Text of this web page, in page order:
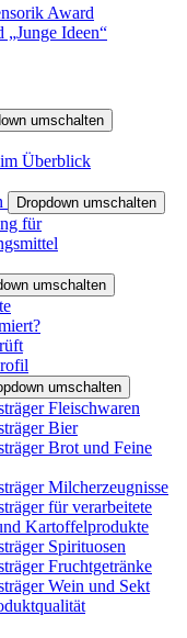
Award
Ideen“
umschalten
Überblick
Dropdown umschalten
für
umschalten
umschalten
Fleischwaren
Bier
Brot und Feine
Milcherzeugnisse
für verarbeitete
Kartoffelprodukte
Spirituosen
Fruchtgetränke
Wein und Sekt